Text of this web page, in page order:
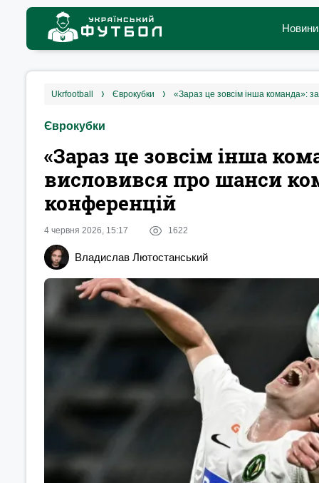
Новини
ukrfootball єврокубки
Єврокубки
«Зараз це зовсім інша
висловився про шанси
конференцій
4 червня 2026, 15:17 1622
Владислав Лютостанський